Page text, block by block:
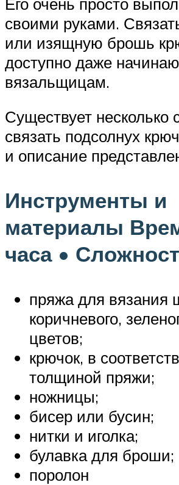
своими руками.
или изящную брошь
доступно даже
вязальщицам.
Существует несколько
связать подсолнух
и описание
Инструменты и
материалы
часа •
пряжа для вязания
коричневого,
цветов;
крючок, в
толщиной пряжи;
ножницы;
бисер или бусин;
нитки и иголка;
булавка для броши;
поролон